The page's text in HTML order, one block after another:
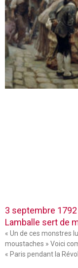
3 septembre
Lamballe sert de
« Un de ces monstres
moustaches » Voici
« Paris pendant la